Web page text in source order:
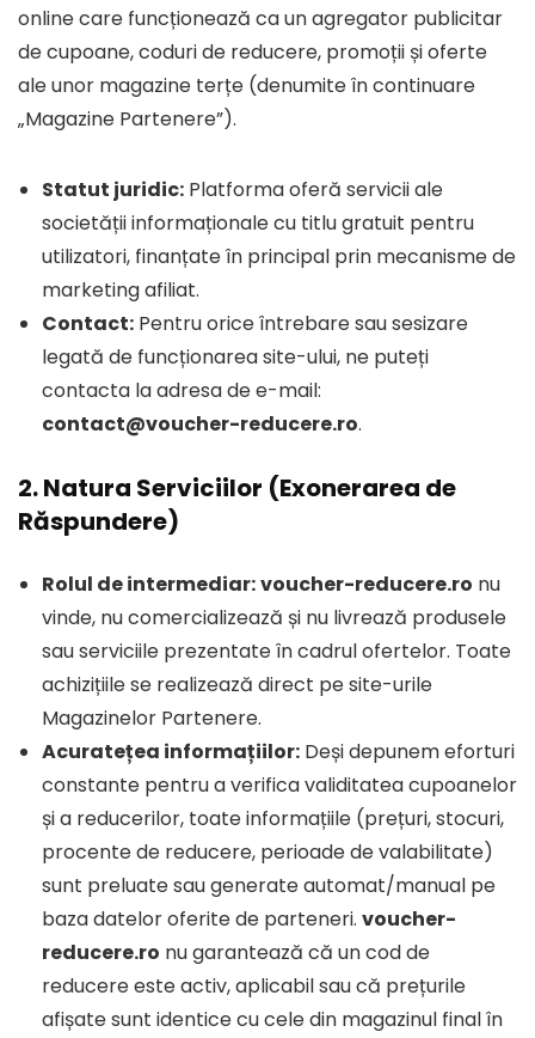
online care funcționează ca un agregator publicitar
de cupoane, coduri de reducere, promoții și oferte
ale unor magazine terțe (denumite în continuare
„Magazine Partenere”).
Statut juridic: Platforma oferă servicii ale
societății informaționale cu titlu gratuit pentru
utilizatori, finanțate în principal prin mecanisme de
marketing afiliat.
Contact: Pentru orice întrebare sau sesizare
legată de funcționarea site-ului, ne puteți
contacta la adresa de e-mail:
contact@voucher-reducere.ro.
2. Natura Serviciilor (Exonerarea de
Răspundere)
Rolul de intermediar:voucher-reducere.ro nu
vinde, nu comercializează și nu livrează produsele
sau serviciile prezentate în cadrul ofertelor. Toate
achizițiile se realizează direct pe site-urile
Magazinelor Partenere.
Acuratețea informațiilor: Deși depunem eforturi
constante pentru a verifica validitatea cupoanelor
și a reducerilor, toate informațiile (prețuri, stocuri,
procente de reducere, perioade de valabilitate)
sunt preluate sau generate automat/manual pe
baza datelor oferite de parteneri. voucher-
reducere.ro nu garantează că un cod de
reducere este activ, aplicabil sau că prețurile
afișate sunt identice cu cele din magazinul final în